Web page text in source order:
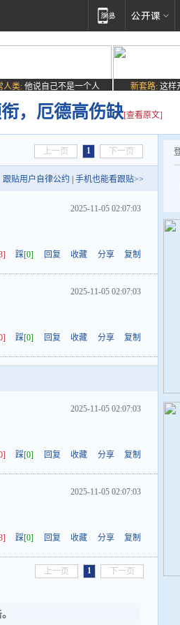
人类: 他说自己不是一个人 新套路: 这样
，厄德高伤缺[查看原文]
上一页 1 下一页
跟贴用户自律公约 手机也能看跟贴>>
2025-11-05 02:07:03
踩[0] 回复 收藏 分享 复制
2025-11-05 02:07:03
踩[0] 回复 收藏 分享 复制
2025-11-05 02:07:03
踩[0] 回复 收藏 分享 复制
2025-11-05 02:07:03
踩[0] 回复 收藏 分享 复制
上一页 1 下一页